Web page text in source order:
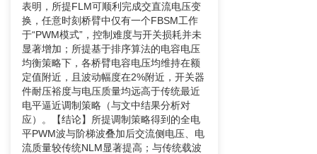
表明，所提FLM可顺利完成交直流电压变
换，任意时刻桥臂中仅有一个FBSM工作
于“PWM模式”，控制难度与开关损耗并未
显著增加；所提基于排序算法的电容电压
均衡策略下，各桥臂电容电压均维持在额
定值附近，且波动幅度在2%附近，开关器
件耐压裕度与电压质量均远高于传统最近
电平逼近调制策略（与文中结果分析对
应）。【结论】所提调制策略得到的全电
平PWM波与阶梯波叠加后交流侧电压、电
流质量较传统NLM显著提高；与传统载波